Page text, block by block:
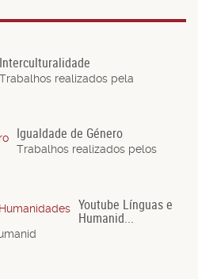
Interculturalidade
Trabalhos realizados pela
Igualdade de Género
Trabalhos realizados pelos
Youtube Línguas e
Humanid...